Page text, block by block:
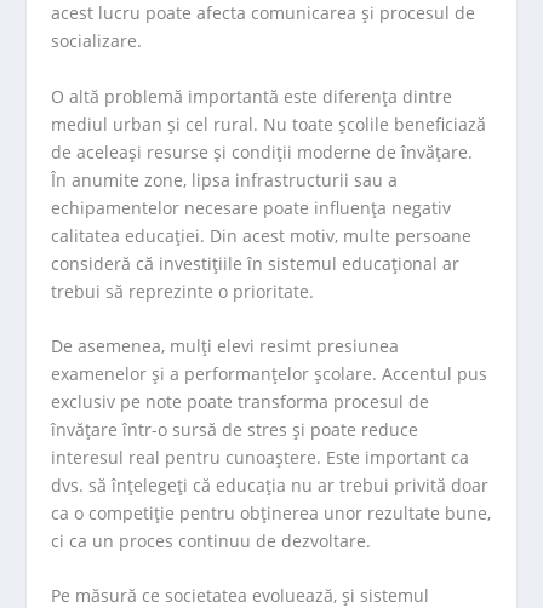
acest lucru poate afecta comunicarea și procesul de
socializare.
O altă problemă importantă este diferența dintre
mediul urban și cel rural. Nu toate școlile beneficiază
de aceleași resurse și condiții moderne de învățare.
În anumite zone, lipsa infrastructurii sau a
echipamentelor necesare poate influența negativ
calitatea educației. Din acest motiv, multe persoane
consideră că investițiile în sistemul educațional ar
trebui să reprezinte o prioritate.
De asemenea, mulți elevi resimt presiunea
examenelor și a performanțelor școlare. Accentul pus
exclusiv pe note poate transforma procesul de
învățare într-o sursă de stres și poate reduce
interesul real pentru cunoaștere. Este important ca
dvs. să înțelegeți că educația nu ar trebui privită doar
ca o competiție pentru obținerea unor rezultate bune,
ci ca un proces continuu de dezvoltare.
Pe măsură ce societatea evoluează, și sistemul